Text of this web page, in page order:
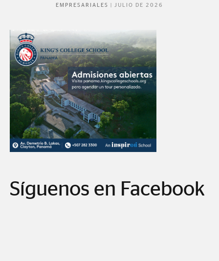
EMPRESARIALES JULIO DE 2026
Síguenos en Facebook